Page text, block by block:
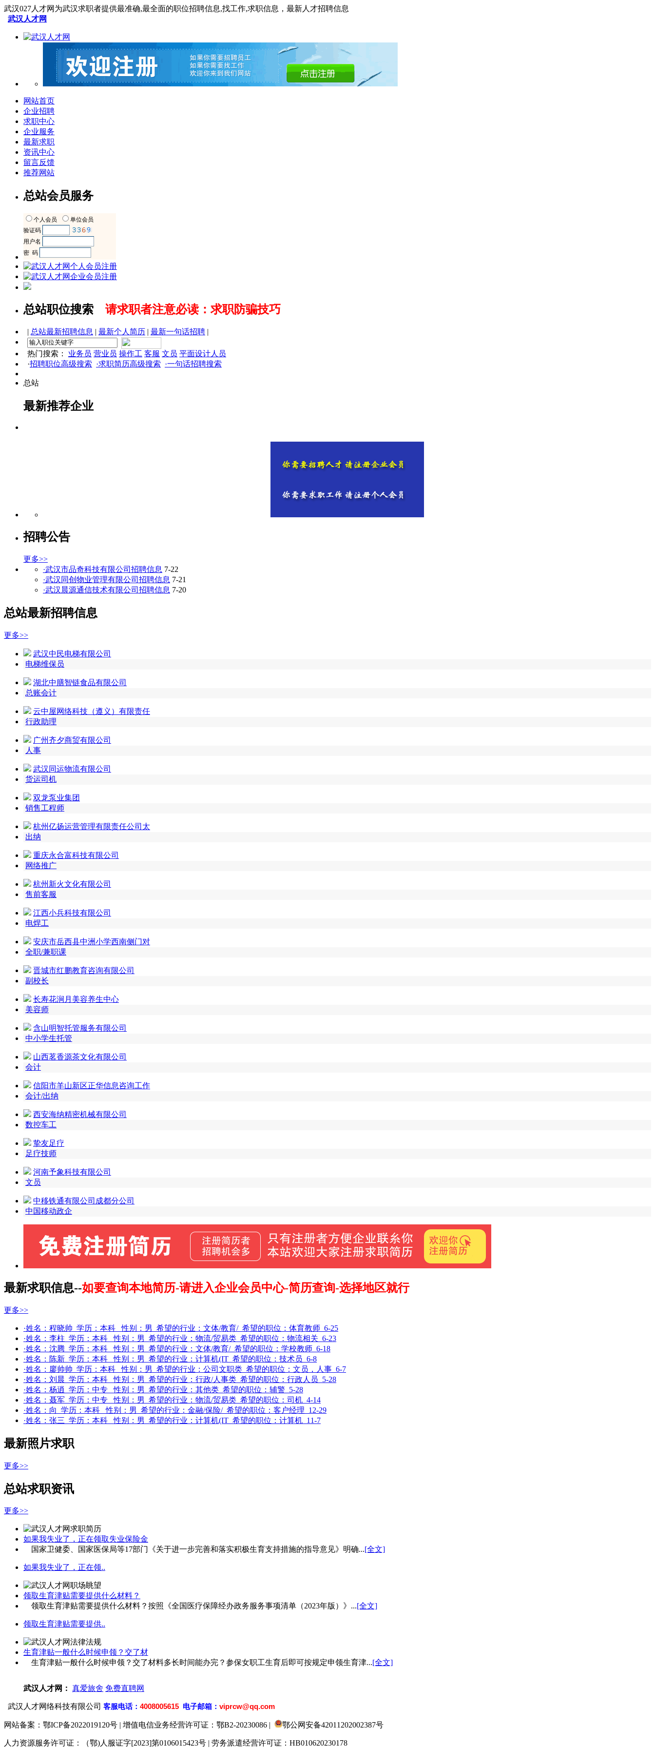
武汉027人才网为武汉求职者提供最准确,最全面的职位招聘信息,找工作,求职信息，最新人才招聘信息
武汉人才网
网站首页
企业招聘
求职中心
企业服务
最新求职
资讯中心
留言反馈
推荐网站
总站会员服务
总站职位搜索 请求职者注意必读：求职防骗技巧
| 总站最新招聘信息 | 最新个人简历 | 最新一句话招聘 |
热门搜索： 业务员 营业员 操作工 客服 文员 平面设计人员
·招聘职位高级搜索 ·求职简历高级搜索 ·一句话招聘搜索
总站
最新推荐企业
招聘公告
更多>>
·武汉市品奇科技有限公司招聘信息 7-22
·武汉同创物业管理有限公司招聘信息 7-21
·武汉晨源通信技术有限公司招聘信息 7-20
总站最新招聘信息
更多>>
武汉中民电梯有限公司
电梯维保员
湖北中膳智链食品有限公司
总账会计
云中屋网络科技（遵义）有限责任
行政助理
广州齐夕商贸有限公司
人事
武汉同运物流有限公司
货运司机
双龙泵业集团
销售工程师
杭州亿扬运营管理有限责任公司太
出纳
重庆永合富科技有限公司
网络推广
杭州新火文化有限公司
售前客服
江西小兵科技有限公司
电焊工
安庆市岳西县中洲小学西南侧门对
全职/兼职课
晋城市红鹏教育咨询有限公司
副校长
长寿花涧月美容养生中心
美容师
含山明智托管服务有限公司
中小学生托管
山西茗香源茶文化有限公司
会计
信阳市羊山新区正华信息咨询工作
会计/出纳
西安海纳精密机械有限公司
数控车工
挚友足疗
足疗技师
河南予象科技有限公司
文员
中移铁通有限公司成都分公司
中国移动政企
最新求职信息--如要查询本地简历-请进入企业会员中心-简历查询-选择地区就行
更多>>
·姓名： 程晓帅 学历： 本科 性别： 男 希望的行业： 文体/教育/希望的职位： 体育教师 6-25
·姓名： 李柱 学历： 本科 性别： 男 希望的行业： 物流/贸易类 希望的职位： 物流相关 6-23
·姓名： 沈腾 学历： 本科 性别： 男 希望的行业： 文体/教育/希望的职位： 学校教师 6-18
·姓名： 陈新 学历： 本科 性别： 男 希望的行业： 计算机(IT 希望的职位： 技术员 6-8
·姓名： 廖帅帅 学历： 本科 性别： 男 希望的行业： 公司文职类 希望的职位： 文员，人事 6-7
·姓名： 刘晨 学历： 本科 性别： 男 希望的行业： 行政/人事类 希望的职位： 行政人员 5-28
·姓名： 杨逍 学历： 中专 性别： 男 希望的行业： 其他类 希望的职位： 辅警 5-28
·姓名： 聂军 学历： 中专 性别： 男 希望的行业： 物流/贸易类 希望的职位： 司机 4-14
·姓名： 向 学历： 本科 性别： 男 希望的行业： 金融/保险/希望的职位： 客户经理 12-29
·姓名： 张三 学历： 本科 性别： 男 希望的行业： 计算机(IT 希望的职位： 计算机 11-7
最新照片求职
更多>>
总站求职资讯
更多>>
如果我失业了，正在领取失业保险金
国家卫健委、国家医保局等17部门《关于进一步完善和落实积极生育支持措施的指导意见》明确...[全文]
如果我失业了，正在领..
领取生育津贴需要提供什么材料？
领取生育津贴需要提供什么材料？按照《全国医疗保障经办政务服务事项清单（2023年版）》...[全文]
领取生育津贴需要提供..
生育津贴一般什么时候申领？交了材
生育津贴一般什么时候申领？交了材料多长时间能办完？参保女职工生育后即可按规定申领生育津...[全文]
武汉人才网： 真爱旅舍 免费直聘网
武汉人才网络科技有限公司 客服电话： 4008005615 电子邮箱： viprcw@qq.com
网站备案： 鄂ICP备2022019120号 | 增值电信业务经营许可证：鄂B2-20230086 | 鄂公网安备42011202002387号
人力资源服务许可证：（鄂)人服证字[2023]第0106015423号 | 劳务派遣经营许可证：HB010620230178